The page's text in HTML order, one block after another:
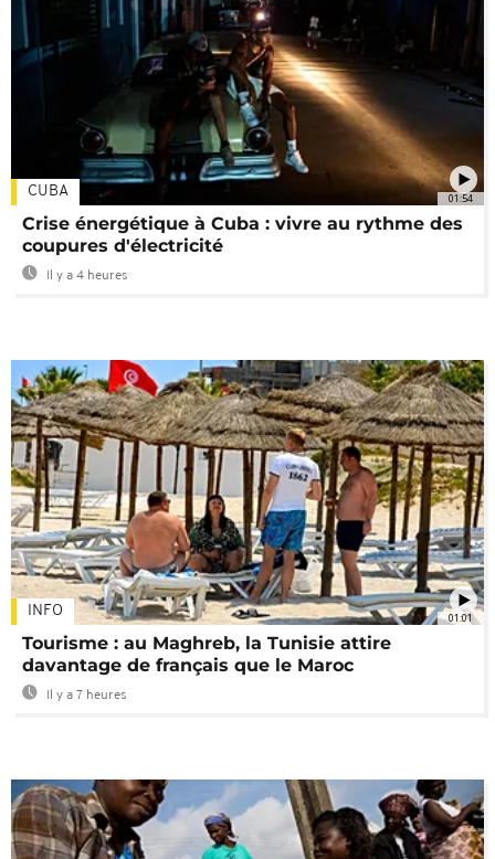
01:54
CUBA
Crise énergétique à Cuba : vivre au rythme des
coupures d'électricité
Il y a 4 heures
01:01
INFO
Tourisme : au Maghreb, la Tunisie attire
davantage de français que le Maroc
Il y a 7 heures